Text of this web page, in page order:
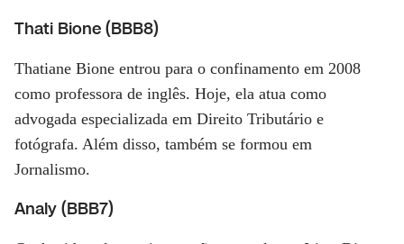
Thati Bione (BBB8)
Thatiane Bione entrou para o confinamento em 2008
como professora de inglês. Hoje, ela atua como
advogada especializada em Direito Tributário e
fotógrafa. Além disso, também se formou em
Jornalismo.
Analy (BBB7)